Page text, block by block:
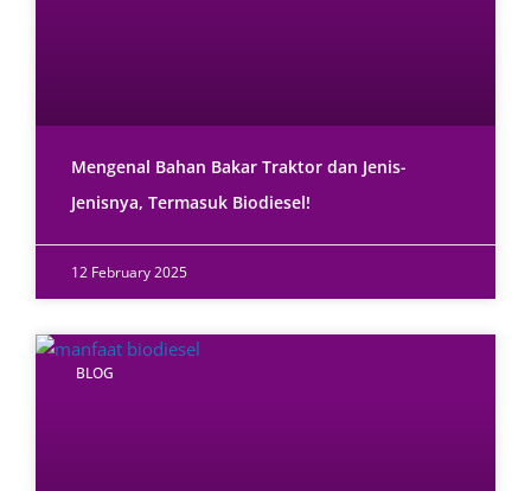
Mengenal Bahan Bakar Traktor dan Jenis-
Jenisnya, Termasuk Biodiesel!
12 February 2025
BLOG